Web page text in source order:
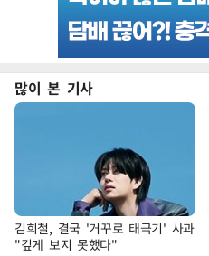
많이 본 기사
김희철, 결국 '거꾸로 태극기' 사과
"깊게 보지 못했다"